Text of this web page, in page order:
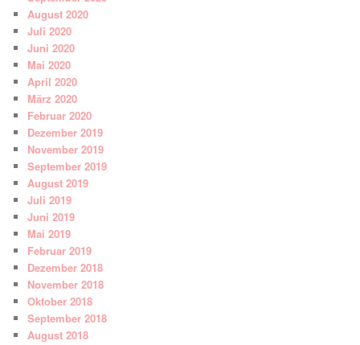
August 2020
Juli 2020
Juni 2020
Mai 2020
April 2020
März 2020
Februar 2020
Dezember 2019
November 2019
September 2019
August 2019
Juli 2019
Juni 2019
Mai 2019
Februar 2019
Dezember 2018
November 2018
Oktober 2018
September 2018
August 2018